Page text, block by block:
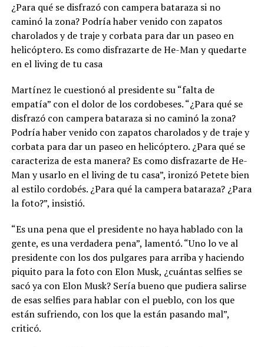
¿Para qué se disfrazó con campera bataraza si no
caminó la zona? Podría haber venido con zapatos
charolados y de traje y corbata para dar un paseo en
helicóptero. Es como disfrazarte de He-Man y quedarte
en el living de tu casa
Martínez le cuestionó al presidente su “falta de
empatía” con el dolor de los cordobeses. “¿Para qué se
disfrazó con campera bataraza si no caminó la zona?
Podría haber venido con zapatos charolados y de traje y
corbata para dar un paseo en helicóptero. ¿Para qué se
caracteriza de esta manera? Es como disfrazarte de He-
Man y usarlo en el living de tu casa”, ironizó Petete bien
al estilo cordobés. ¿Para qué la campera bataraza? ¿Para
la foto?”, insistió.
“Es una pena que el presidente no haya hablado con la
gente, es una verdadera pena”, lamentó. “Uno lo ve al
presidente con los dos pulgares para arriba y haciendo
piquito para la foto con Elon Musk, ¿cuántas selfies se
sacó ya con Elon Musk? Sería bueno que pudiera salirse
de esas selfies para hablar con el pueblo, con los que
están sufriendo, con los que la están pasando mal”,
criticó.